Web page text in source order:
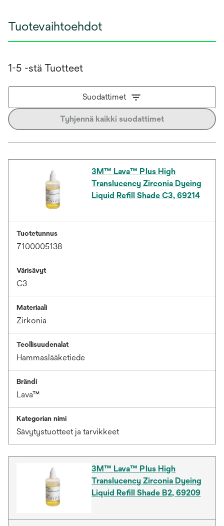
Tuotevaihtoehdot
1-5 -stä Tuotteet
Suodattimet
Tyhjennä kaikki suodattimet
3M™ Lava™ Plus High
Translucency Zirconia Dyeing
Liquid Refill Shade C3, 69214
Tuotetunnus
7100005138
Värisävyt
C3
Materiaali
Zirkonia
Teollisuudenalat
Hammaslääketiede
Brändi
Lava™
Kategorian nimi
Sävytystuotteet ja tarvikkeet
3M™ Lava™ Plus High
Translucency Zirconia Dyeing
Liquid Refill Shade B2, 69209